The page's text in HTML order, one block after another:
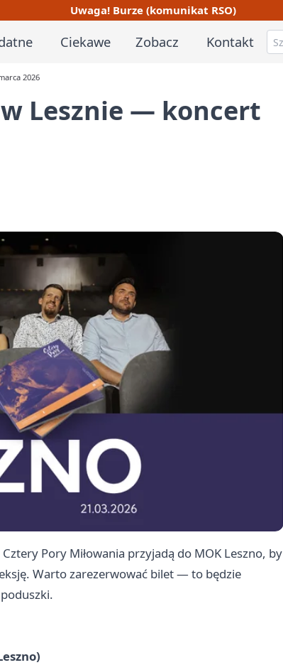
Uwaga! Burze (komunikat RSO)
Ciekawe Zobacz Kontakt
2026
Lesznie — koncert
Pory Miłowania przyjadą do MOK Leszno, by
Warto zarezerwować bilet — to będzie